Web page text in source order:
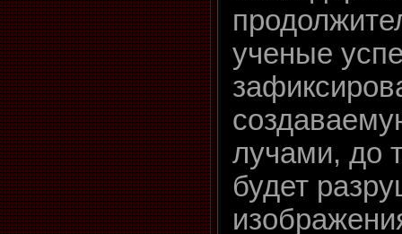
ученые
лучами, до
будет